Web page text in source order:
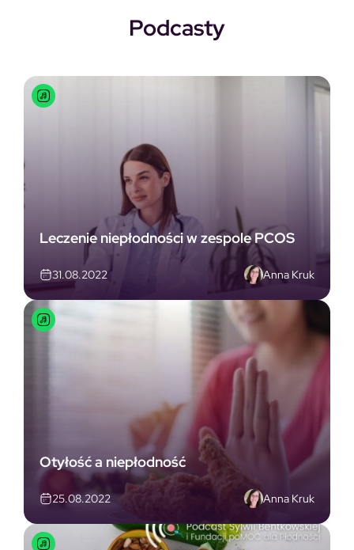
Podcasty
Leczenie niepłodności w zespole PCOS
31.08.2022 Anna Kruk
Otyłość a niepłodność
25.08.2022 Anna Kruk